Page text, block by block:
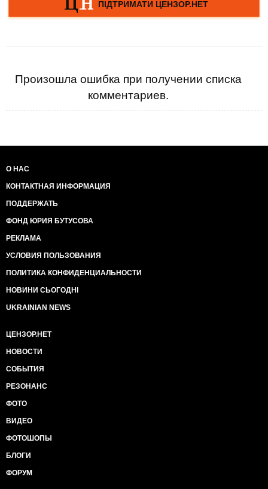
Произошла ошибка при получении списка
комментариев.
О НАС
КОНТАКТНАЯ ИНФОРМАЦИЯ
ПОДДЕРЖАТЬ
ФОНД ЮРИЯ БУТУСОВА
РЕКЛАМА
УСЛОВИЯ ПОЛЬЗОВАНИЯ
ПОЛИТИКА КОНФИДЕНЦИАЛЬНОСТИ
НОВИНИ СЬОГОДНІ
UKRAINIAN NEWS
ЦЕНЗОР.НЕТ
НОВОСТИ
СОБЫТИЯ
РЕЗОНАНС
ФОТО
ВИДЕО
ФОТОШОПЫ
БЛОГИ
ФОРУМ